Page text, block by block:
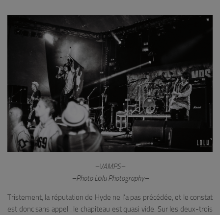
–VAMPS–
–Photo Lōlu Photography–
Tristement, la réputation de Hyde ne l’a pas précédée, et le constat
est donc sans appel : le chapiteau est quasi vide. Sur les deux-trois